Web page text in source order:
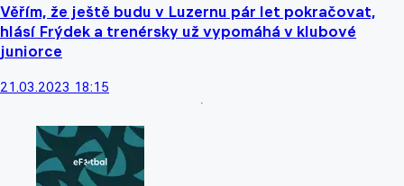
Věřím, že ještě budu v Luzernu pár let pokračovat,
hlásí Frýdek a trenérsky už vypomáhá v klubové
juniorce
21.03.2023 18:15